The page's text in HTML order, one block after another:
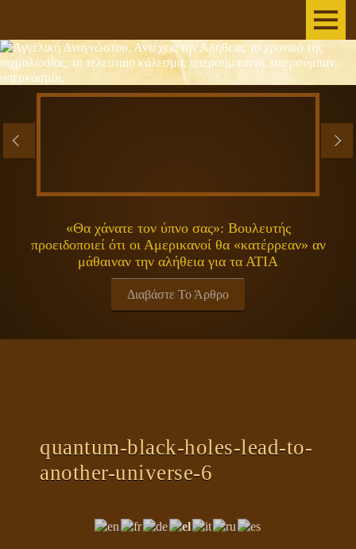
«Θα χάνατε τον ύπνο σας»: Βουλευτής
προειδοποιεί ότι οι Αμερικανοί θα «κατέρρεαν» αν
μάθαιναν την αλήθεια για τα ΑΤΙΑ
Διαβάστε Το Άρθρο
AΡΧΙΚΗ
ΑΝΕΞΗΓΗΤΑ
ΕΠΙΣΤΗΜΗ&ΔΙΑΣΤΗΜΑ
ΠΝΕΥΜΑΤΙΚΟΤΗΤΑ
ΕΚΠΟΜΠΕΣ
ΓΕΝΙΚΑ
ΕΥΑΓΓΕΛΙΑ
ΚΛΕΙΔΙΑ
quantum-black-holes-lead-to-
another-universe-6